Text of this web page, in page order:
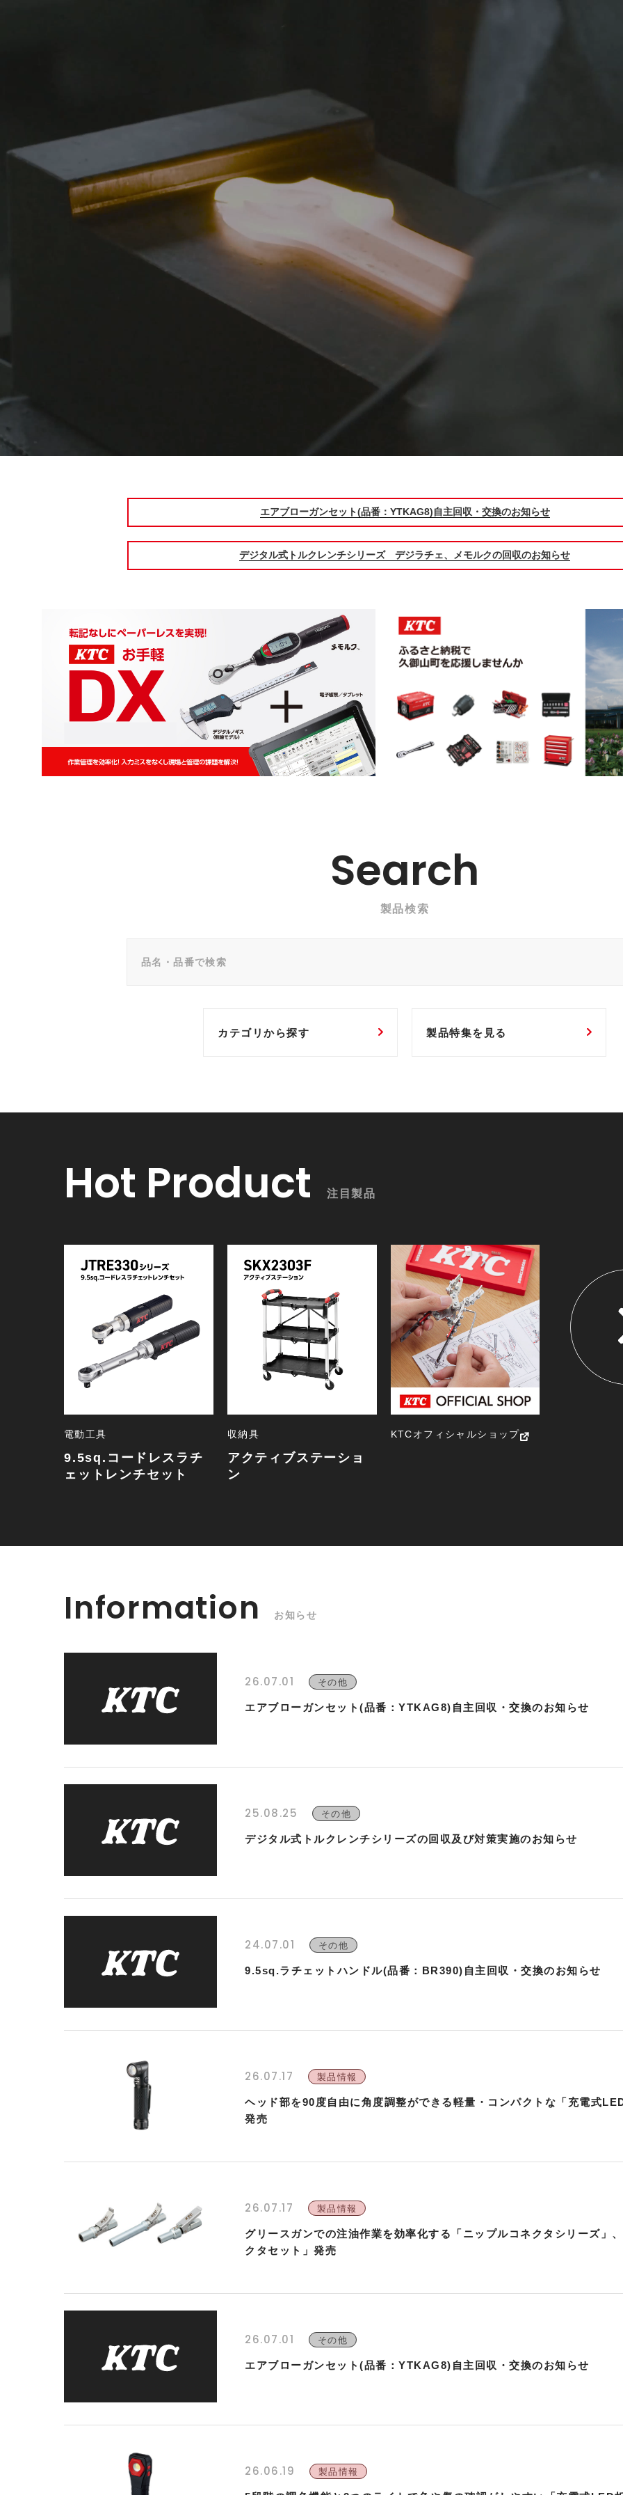
エアブローガンセット(品番：YTKAG8)自主回収・交換のお知らせ
デジタル式トルクレンチシリーズ デジラチェ、メモルクの回収のお知らせ
Search
製品検索
カテゴリから探す 製品特集を見る
Hot Product 注目製品
電動工具
9.5sq.コードレスラチ
ェットレンチセット
収納具
アクティブステーショ
ン
KTCオフィシャルショップ
新製品一
Information お知らせ
26.07.01 その他
エアブローガンセット(品番：YTKAG8)自主回収・交換のお知らせ
25.08.25 その他
デジタル式トルクレンチシリーズの回収及び対策実施のお知らせ
24.07.01 その他
9.5sq.ラチェットハンドル(品番：BR390)自主回収・交換のお知らせ
26.07.17 製品情報
ヘッド部を90度自由に角度調整ができる軽量・コンパクトな「充電式
発売
26.07.17 製品情報
グリースガンでの注油作業を効率化する「ニップルコネクタシリーズ」
クタセット」発売
26.07.01 その他
エアブローガンセット(品番：YTKAG8)自主回収・交換のお知らせ
26.06.19 製品情報